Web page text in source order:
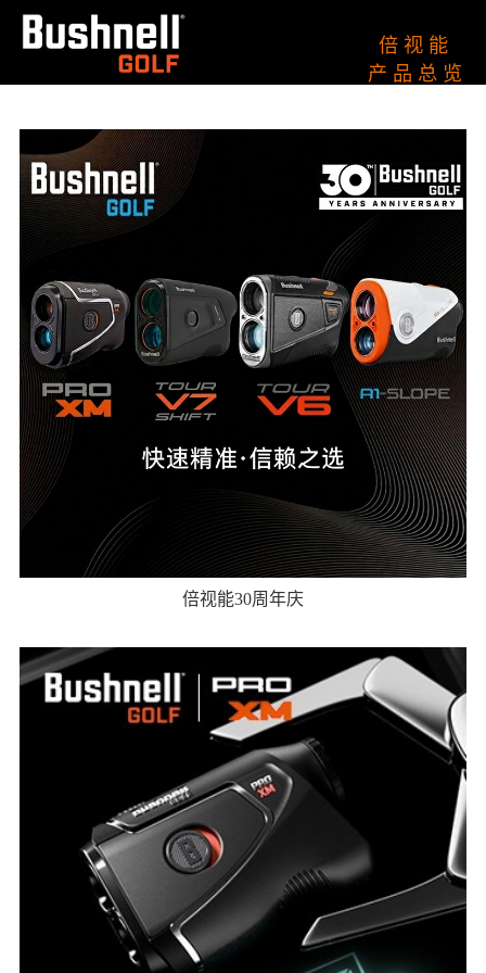
倍 视 能
产 品 总 览
倍视能30周年庆